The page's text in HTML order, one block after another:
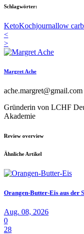
Schlagwörter:
KetoKochjournallow carb
<
>
Margret Ache
ache.margret@gmail.com
Gründerin von LCHF
Akademie
Review overview
Ähnliche Artikel
Orangen-Butter-Eis aus der
Aug. 08, 2026
0
28